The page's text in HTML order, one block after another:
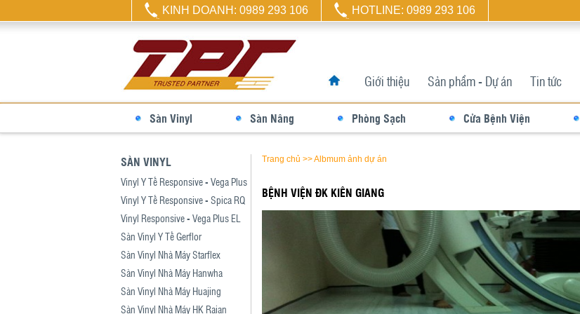
KINH DOANH: 0989 293 106 HOTLINE: 0989 293 106
Giới thiệu Sản phẩm - Dự án Tin tức
Sàn Vinyl Sàn Nâng Phòng Sạch Cửa Bệnh Viện
SÀN VINYL
Vinyl Y Tế Responsive - Vega Plus
Vinyl Y Tế Responsive - Spica RQ
Vinyl Responsive - Vega Plus EL
Sàn Vinyl Y Tế Gerflor
Sàn Vinyl Nhà Máy Starflex
Sàn Vinyl Nhà Máy Hanwha
Sàn Vinyl Nhà Máy Huajing
Sàn Vinyl Nhà Máy HK Raian
Trang chủ >>Albmum ảnh dự án
BỆNH VIỆN ĐK KIÊN GIANG